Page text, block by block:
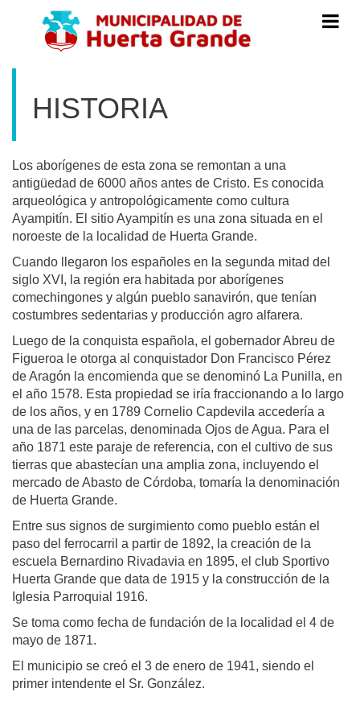
Menú
de
HISTORIA
Los aborígenes de esta zona se remontan a una
antigüedad de 6000 años antes de Cristo. Es conocida
arqueológica y antropológicamente como cultura
Ayampitín. El sitio Ayampitín es una zona situada en el
noroeste de la localidad de Huerta Grande.
Cuando llegaron los españoles en la segunda mitad del
siglo XVI, la región era habitada por aborígenes
comechingones y algún pueblo sanavirón, que tenían
costumbres sedentarias y producción agro alfarera.
Luego de la conquista española, el gobernador Abreu de
Figueroa le otorga al conquistador Don Francisco Pérez
de Aragón la encomienda que se denominó La Punilla, en
el año 1578. Esta propiedad se iría fraccionando a lo largo
de los años, y en 1789 Cornelio Capdevila accedería a
una de las parcelas, denominada Ojos de Agua. Para el
año 1871 este paraje de referencia, con el cultivo de sus
tierras que abastecían una amplia zona, incluyendo el
mercado de Abasto de Córdoba, tomaría la denominación
de Huerta Grande.
Entre sus signos de surgimiento como pueblo están el
paso del ferrocarril a partir de 1892, la creación de la
escuela Bernardino Rivadavia en 1895, el club Sportivo
Huerta Grande que data de 1915 y la construcción de la
Iglesia Parroquial 1916.
Se toma como fecha de fundación de la localidad el 4 de
mayo de 1871.
El municipio se creó el 3 de enero de 1941, siendo el
primer intendente el Sr. González.